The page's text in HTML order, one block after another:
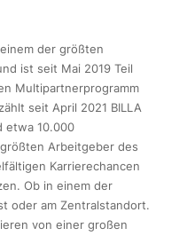
der größten
ist seit Mai 2019 Teil
Multipartnerprogramm
seit April 2021 BILLA
etwa 10.000
Arbeitgeber des
Karrierechancen
Ob in einem der
oder am Zentralstandort.
von einer großen